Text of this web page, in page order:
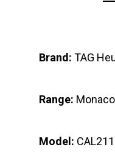
Brand: TAG
Range: Monaco
Model: